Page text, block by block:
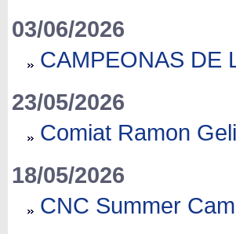
03/06/2026
CAMPEONAS DE
23/05/2026
Comiat Ramon Geli
18/05/2026
CNC Summer